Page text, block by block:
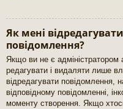
Як мені
повідомлення?
Якщо ви не є
редагувати і видаляти лише
відредагувати повідомлення,
відповідному повідомленні,
моменту створення. Якщо